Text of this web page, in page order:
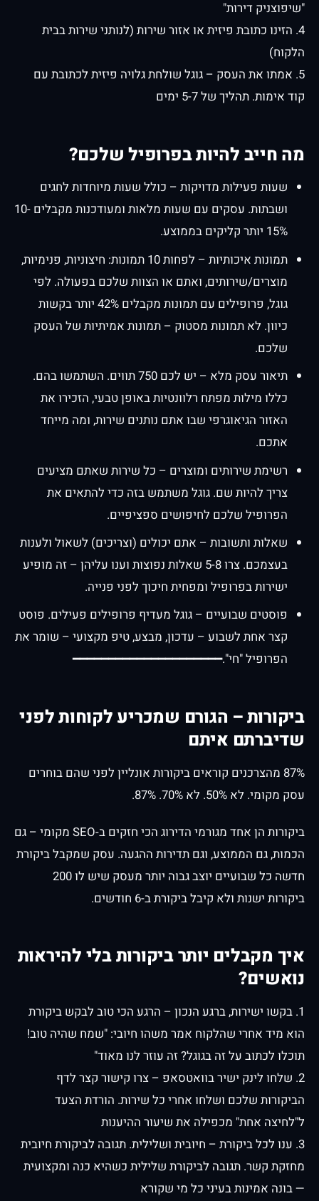
"שיפוצניק דירות"
4. הזינו כתובת פיזית או אזור שירות (לנותני שירות בבית
הלקוח)
5. אמתו את העסק – גוגל שולחת גלויה פיזית לכתובת עם
קוד אימות. תהליך של 5-7 ימים
מה חייב להיות בפרופיל שלכם?
שעות פעילות מדויקות – כולל שעות מיוחדות לחגים
ושבתות. עסקים עם שעות מלאות ומעודכנות מקבלים 10-
15% יותר קליקים בממוצע.
תמונות איכותיות – לפחות 10 תמונות: חיצוניות, פנימיות,
מוצרים/שירותים, ואתם או הצוות שלכם בפעולה. לפי
גוגל, פרופילים עם תמונות מקבלים 42% יותר בקשות
כיוון. לא תמונות מסטוק – תמונות אמיתיות של העסק
שלכם.
תיאור עסק מלא – יש לכם 750 תווים. השתמשו בהם.
כללו מילות מפתח רלוונטיות באופן טבעי, הזכירו את
האזור הגיאוגרפי שבו אתם נותנים שירות, ומה מייחד
אתכם.
רשימת שירותים ומוצרים – כל שירות שאתם מציעים
צריך להיות שם. גוגל משתמש בזה כדי להתאים את
הפרופיל שלכם לחיפושים ספציפיים.
שאלות ותשובות – אתם יכולים (וצריכים) לשאול ולענות
בעצמכם. צרו 5-8 שאלות נפוצות וענו עליהן – זה מופיע
ישירות בפרופיל ומפחית חיכוך לפני פנייה.
פוסטים שבועיים – גוגל מעדיף פרופילים פעילים. פוסט
קצר אחת לשבוע – עדכון, מבצע, טיפ מקצועי – שומר את
הפרופיל "חי".━━━━━━━━━━━━━━━━━━━━━
ביקורות – הגורם שמכריע לקוחות לפני
שדיברתם איתם
87% מהצרכנים קוראים ביקורות אונליין לפני שהם בוחרים
עסק מקומי. לא 50%. לא 70%. 87%.
ביקורות הן אחד מגורמי הדירוג הכי חזקים ב-SEO מקומי – גם
הכמות, גם הממוצע, וגם תדירות ההגעה. עסק שמקבל ביקורת
חדשה כל שבועיים יוצב גבוה יותר מעסק שיש לו 200
ביקורות ישנות ולא קיבל ביקורת ב-6 חודשים.
איך מקבלים יותר ביקורות בלי להיראות
נואשים?
1. בקשו ישירות, ברגע הנכון – הרגע הכי טוב לבקש ביקורת
הוא מיד אחרי שהלקוח אמר משהו חיובי: "שמח שהיה טוב!
תוכלו לכתוב על זה בגוגל? זה עוזר לנו מאוד"
2. שלחו לינק ישיר בוואטסאפ – צרו קישור קצר לדף
הביקורות שלכם ושלחו אחרי כל שירות. הורדת הצעד
ל"לחיצה אחת" מכפילה את שיעור ההיענות
3. ענו לכל ביקורת – חיובית ושלילית. תגובה לביקורת חיובית
מחזקת קשר. תגובה לביקורת שלילית כשהיא כנה ומקצועית
— בונה אמינות בעיני כל מי שקורא